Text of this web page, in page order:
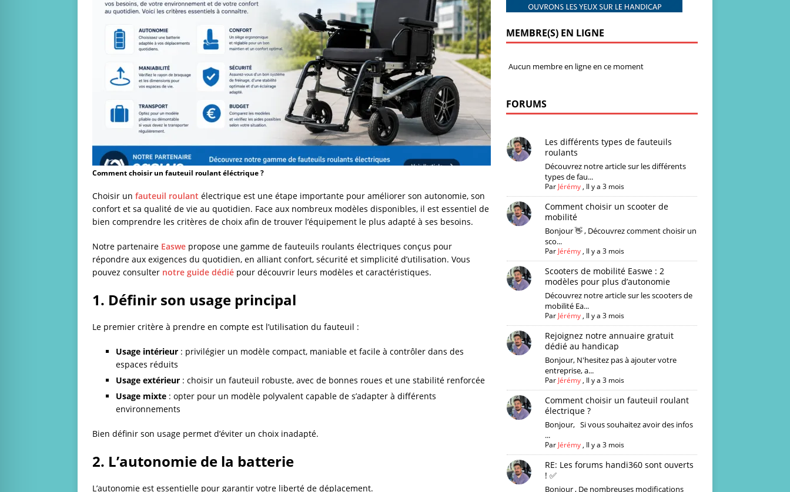
Comment choisir un fauteuil roulant éléctrique ?
Choisir un fauteuil roulant électrique est une étape importante pour améliorer son autonomie, son
confort et sa qualité de vie au quotidien. Face aux nombreux modèles disponibles, il est essentiel de
bien comprendre les critères de choix afin de trouver l’équipement le plus adapté à ses besoins.
Notre partenaire Easwe propose une gamme de fauteuils roulants électriques conçus pour
répondre aux exigences du quotidien, en alliant confort, sécurité et simplicité d’utilisation. Vous
pouvez consulter notre guide dédié pour découvrir leurs modèles et caractéristiques.
1. Définir son usage principal
Le premier critère à prendre en compte est l’utilisation du fauteuil :
Usage intérieur : privilégier un modèle compact, maniable et facile à contrôler dans des
espaces réduits
Usage extérieur : choisir un fauteuil robuste, avec de bonnes roues et une stabilité renforcée
Usage mixte : opter pour un modèle polyvalent capable de s’adapter à différents
environnements
Bien définir son usage permet d’éviter un choix inadapté.
2. L’autonomie de la batterie
L’autonomie est essentielle pour garantir votre liberté de déplacement.
MEMBRE(S) EN LIGNE
Aucun membre en ligne en ce moment
FORUMS
Les différents types de fauteuils
roulants
Découvrez notre article sur les différents
types de fau...
Par Jérémy, Il y a 3 mois
Comment choisir un scooter de
mobilité
Bonjour 👋 , Découvrez comment choisir un
sco...
Par Jérémy, Il y a 3 mois
Scooters de mobilité Easwe : 2
modèles pour plus d’autonomie
Découvrez notre article sur les scooters de
mobilité Ea...
Par Jérémy, Il y a 3 mois
Rejoignez notre annuaire gratuit
dédié au handicap
Bonjour, N'hesitez pas à ajouter votre
entreprise, a...
Par Jérémy, Il y a 3 mois
Comment choisir un fauteuil roulant
électrique ?
Bonjour, Si vous souhaitez avoir des infos
...
Par Jérémy, Il y a 3 mois
RE: Les forums handi360 sont ouverts
! ✅
Bonjour , De nombreuses modifications